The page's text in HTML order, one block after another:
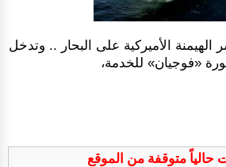
الأميركية على البحار .. وتدخل
«فوجيان» للخدمة،
حالياً متوقفة من الموقع